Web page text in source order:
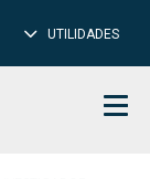
UTILIDADES